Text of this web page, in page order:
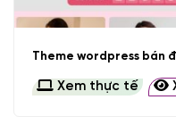
Theme wordpress bán
Xem thực tế